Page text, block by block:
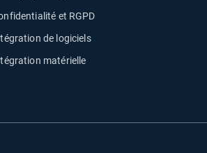
et RGPD
de logiciels
matérielle